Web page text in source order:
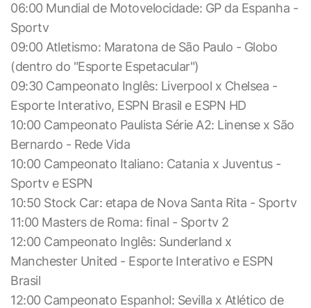
06:00 Mundial de Motovelocidade: GP da Espanha -
Sportv
09:00 Atletismo: Maratona de São Paulo - Globo
(dentro do "Esporte Espetacular")
09:30 Campeonato Inglês: Liverpool x Chelsea -
Esporte Interativo, ESPN Brasil e ESPN HD
10:00 Campeonato Paulista Série A2: Linense x São
Bernardo - Rede Vida
10:00 Campeonato Italiano: Catania x Juventus -
Sportv e ESPN
10:50 Stock Car: etapa de Nova Santa Rita - Sportv
11:00 Masters de Roma: final - Sportv 2
12:00 Campeonato Inglês: Sunderland x
Manchester United - Esporte Interativo e ESPN
Brasil
12:00 Campeonato Espanhol: Sevilla x Atlético de